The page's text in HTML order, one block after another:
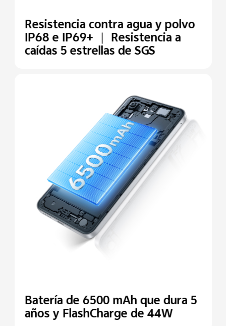
Resistencia contra agua ypolvo
IP68 e IP69+ ｜ Resistencia a
caídas 5 estrellas de SGS
Batería de 6500 mAh que dura5
años y FlashCharge de 44W